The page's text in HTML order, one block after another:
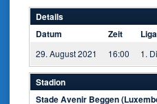
Details
Datum
Zeit Liga
29. August 2021 16:00 1.
Stadion
Stade Avenir Beggen